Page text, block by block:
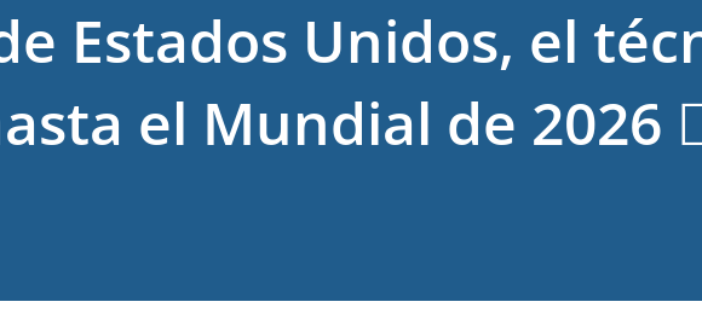
Estados Unidos, el
el Mundial de 2026